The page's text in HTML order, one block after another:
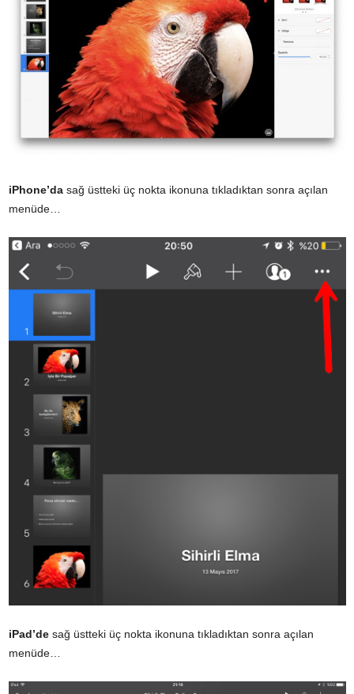
iPhone’da sağ üstteki üç nokta ikonuna tıkladıktan sonra açılan
menüde…
iPad’de sağ üstteki üç nokta ikonuna tıkladıktan sonra açılan
menüde…